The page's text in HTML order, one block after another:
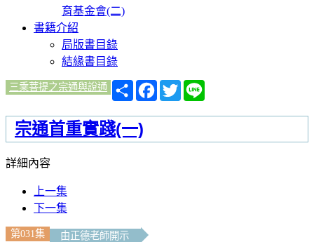
育基金會(二)
書籍介紹
局版書目錄
結緣書目錄
三乘菩提之宗通與說通
分
享
Facebook
Twitter
宗通首重實踐(一)
詳細內容
上一集
下一集
第031集 由正德老師開示